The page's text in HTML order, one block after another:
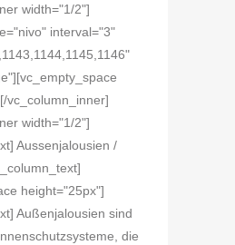
width="1/2"]
interval="3"
vc_column_inner]
width="1/2"]
Aussenjalousien /
height="25px"]
Außenjalousien sind
die